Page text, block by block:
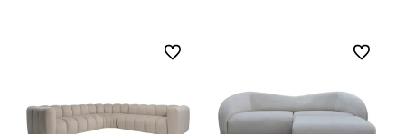
Do ulubionych Do